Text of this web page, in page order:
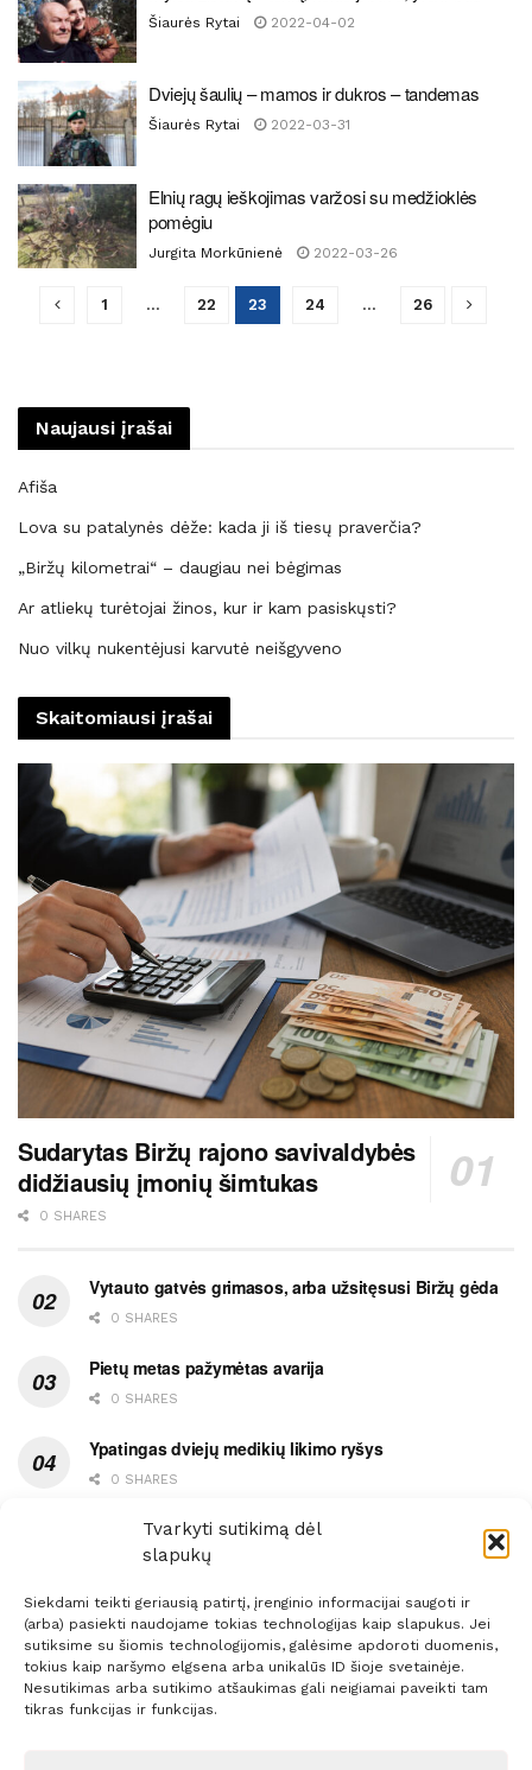
Tvarkyti sutikimą dėl
slapukų
Siekdami teikti geriausią patirtį, įrenginio informacijai saugoti ir
(arba) pasiekti naudojame tokias technologijas kaip slapukus. Jei
sutiksime su šiomis technologijomis, galėsime apdoroti duomenis,
tokius kaip naršymo elgsena arba unikalūs ID šioje svetainėje.
Nesutikimas arba sutikimo atšaukimas gali neigiamai paveikti tam
tikras funkcijas ir funkcijas.
Šiaurės Rytai 2022-04-02
Dviejų šaulių – mamos ir dukros – tandemas
Šiaurės Rytai 2022-03-31
Elnių ragų ieškojimas varžosi su medžioklės
pomėgiu
Jurgita Morkūnienė 2022-03-26
1 … 22 23 24 … 26
Naujausi įrašai
Afiša
Lova su patalynės dėže: kada ji iš tiesų praverčia?
„Biržų kilometrai“ – daugiau nei bėgimas
Ar atliekų turėtojai žinos, kur ir kam pasiskųsti?
Nuo vilkų nukentėjusi karvutė neišgyveno
Skaitomiausi įrašai
Sudarytas Biržų rajono savivaldybės
didžiausių įmonių šimtukas
0 SHARES
Vytauto gatvės grimasos, arba užsitęsusi Biržų gėda
0 SHARES
Pietų metas pažymėtas avarija
0 SHARES
Ypatingas dviejų medikių likimo ryšys
0 SHARES
Ašaromis baigęsis užėjimas į piceriją
0 SHARES
Prenumerata Reklama